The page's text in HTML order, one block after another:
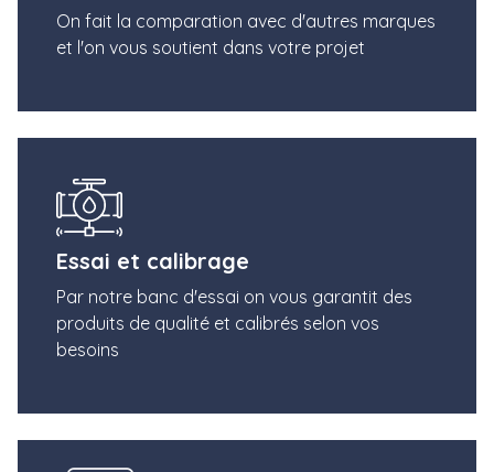
On fait la comparation avec d'autres marques
et l'on vous soutient dans votre projet
Essai et calibrage
Par notre banc d'essai on vous garantit des
produits de qualité et calibrés selon vos
besoins